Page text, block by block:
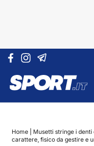
Vai al contenuto
Home
Musetti stringe i
carattere, fisico da gestire e